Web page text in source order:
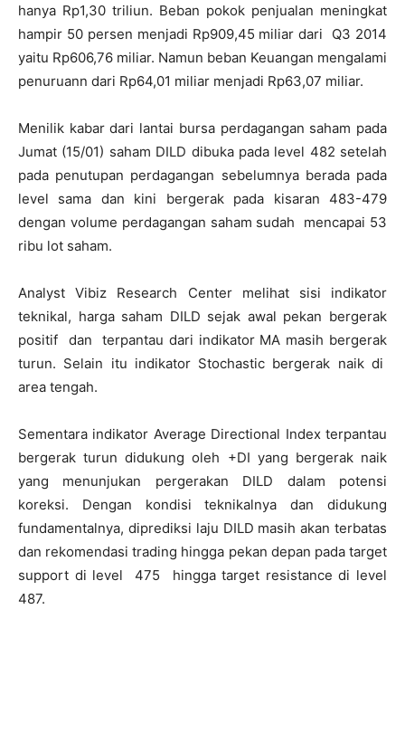
hanya Rp1,30 triliun. Beban pokok penjualan meningkat
hampir 50 persen menjadi Rp909,45 miliar dari Q3 2014
yaitu Rp606,76 miliar. Namun beban Keuangan mengalami
penuruann dari Rp64,01 miliar menjadi Rp63,07 miliar.
Menilik kabar dari lantai bursa perdagangan saham pada
Jumat (15/01) saham DILD dibuka pada level 482 setelah
pada penutupan perdagangan sebelumnya berada pada
level sama dan kini bergerak pada kisaran 483-479
dengan volume perdagangan saham sudah mencapai 53
ribu lot saham.
Analyst Vibiz Research Center melihat sisi indikator
teknikal, harga saham DILD sejak awal pekan bergerak
positif dan terpantau dari indikator MA masih bergerak
turun. Selain itu indikator Stochastic bergerak naik di
area tengah.
Sementara indikator Average Directional Index terpantau
bergerak turun didukung oleh +DI yang bergerak naik
yang menunjukan pergerakan DILD dalam potensi
koreksi. Dengan kondisi teknikalnya dan didukung
fundamentalnya, diprediksi laju DILD masih akan terbatas
dan rekomendasi trading hingga pekan depan pada target
support di level 475 hingga target resistance di level
487.